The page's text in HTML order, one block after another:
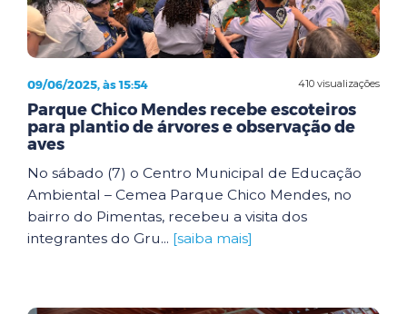
410 visualizações
09/06/2025, às 15:54
Parque Chico Mendes recebe escoteiros
para plantio de árvores e observação de
aves
No sábado (7) o Centro Municipal de Educação
Ambiental – Cemea Parque Chico Mendes, no
bairro do Pimentas, recebeu a visita dos
integrantes do Gru... [saiba mais]